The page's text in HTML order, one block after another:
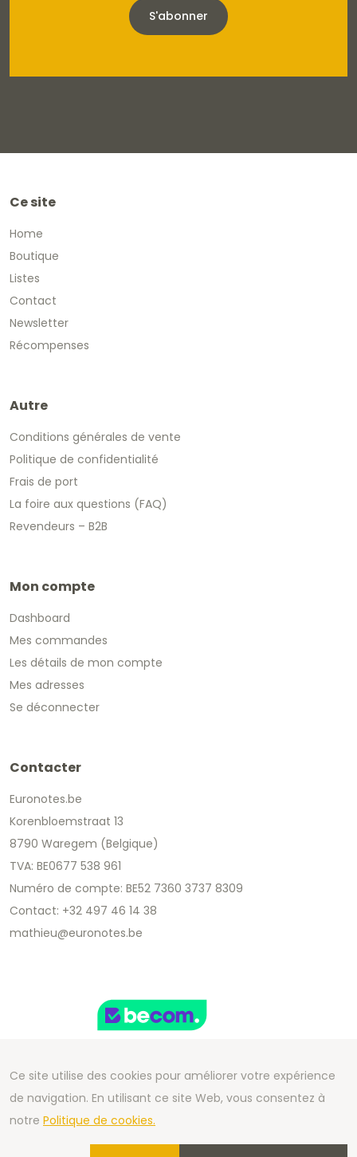
S'abonner
Ce site
Home
Boutique
Listes
Contact
Newsletter
Récompenses
Autre
Conditions générales de vente
Politique de confidentialité
Frais de port
La foire aux questions (FAQ)
Revendeurs – B2B
Mon compte
Dashboard
Mes commandes
Les détails de mon compte
Mes adresses
Se déconnecter
Contacter
Euronotes.be
Korenbloemstraat 13
8790 Waregem (Belgique)
TVA: BE0677 538 961
Numéro de compte: BE52 7360 3737 8309
Contact: +32 497 46 14 38
mathieu@euronotes.be
Copyright 2026 We Can Do Better Online BV
Development by2mprove
Ce site utilise des cookies pour améliorer votre expérience
de navigation. En utilisant ce site Web, vous consentez à
notre Politique de cookies.